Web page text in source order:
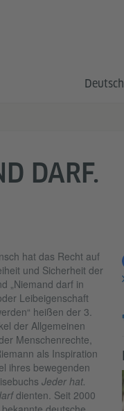
DARF.
hat das Recht auf
und Sicherheit der
„Niemand darf in
Leibeigenschaft
heißen der 3.
der Allgemeinen
Menschenrechte,
als Inspiration
ihres bewegenden
Jeder hat.
dienten. Seit 2000